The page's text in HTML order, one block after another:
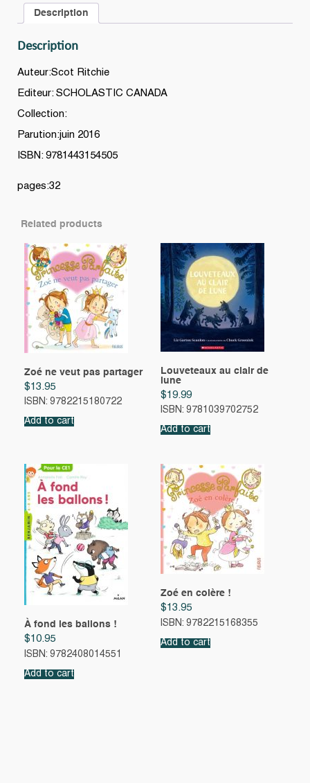
Description
Description
Auteur:Scot Ritchie
Editeur: SCHOLASTIC CANADA
Collection:
Parution:juin 2016
ISBN: 9781443154505
pages:32
Related products
Zoé ne veut pas partager
$13.95
ISBN: 9782215180722
Add to cart
Louveteaux au clair de
lune
$19.99
ISBN: 9781039702752
Add to cart
À fond les ballons !
$10.95
ISBN: 9782408014551
Add to cart
Zoé en colère !
$13.95
ISBN: 9782215168355
Add to cart